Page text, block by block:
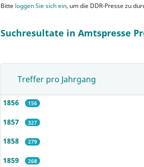
Bitte loggen Sie sich ein, um die DDR-Presse zu
Suchresultate in Amtspresse
Treffer pro Jahrgang
1856 156
1857 327
1858 279
1859 268